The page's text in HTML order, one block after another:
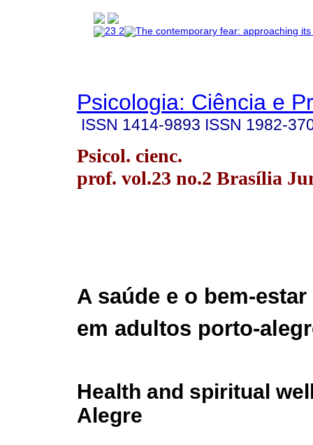
Psicologia: Ciência e
ISSN 1414-9893 ISSN 1982-
Psicol. cienc.
prof. vol.23 no.2 Brasília
A saúde e o bem-
em adultos porto-
Health and spiritual
Alegre